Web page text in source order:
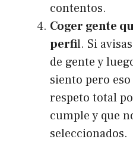
contentos.
Coger gente
perfil. Si
de gente y
siento pero
respeto total
cumple y que
seleccionados.